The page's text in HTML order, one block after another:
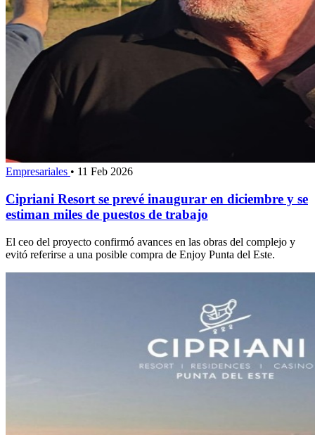
Empresariales • 11 Feb 2026
Cipriani Resort se prevé inaugurar en diciembre y se
estiman miles de puestos de trabajo
El ceo del proyecto confirmó avances en las obras del complejo y
evitó referirse a una posible compra de Enjoy Punta del Este.